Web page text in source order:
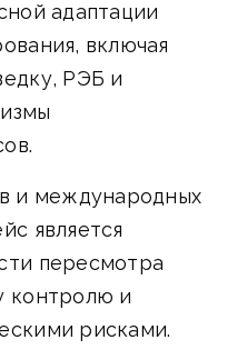
адаптации
включая
РЭБ и
и международных
является
пересмотра
контролю и
рисками.